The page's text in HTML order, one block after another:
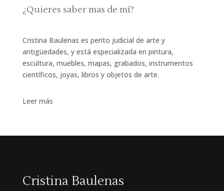
¿Quieres saber mas de mí?
Cristina Baulenas es perito judicial de arte y
antigüedades, y está especializada en pintura,
escultura, muebles, mapas, grabados, instrumentos
científicos, joyas, libros y objetos de arte.
Leer más
Cristina Baulenas